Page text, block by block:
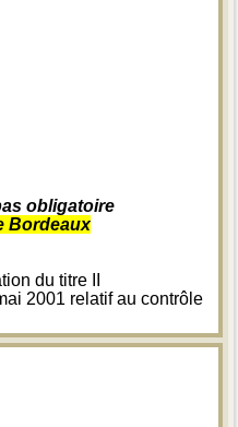
obligatoire
Bordeaux
du titre II
2001 relatif au contrôle